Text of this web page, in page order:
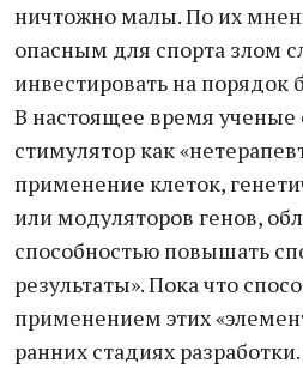
ничтожно малы. По их
опасным для спорта злом
инвестировать на порядок
В настоящее время
стимулятор как
применение клеток,
или модуляторов генов,
способностью повышать
результаты». Пока что
применением этих
ранних стадиях